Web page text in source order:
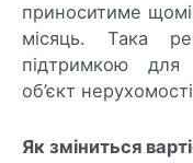
приноситиме
місяць. Така
підтримкою для
об’єкт
Як зміниться